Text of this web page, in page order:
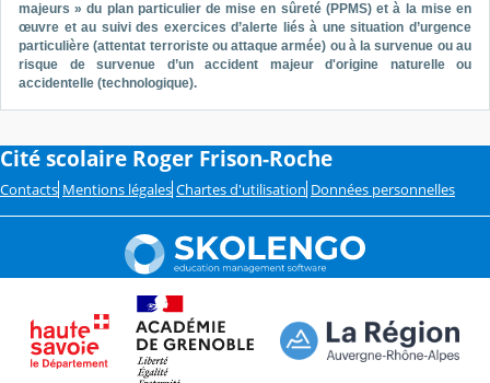
majeurs » du plan particulier de mise en sûreté (PPMS) et à la mise en
œuvre et au suivi des exercices d’alerte liés à une situation d’urgence
particulière (attentat terroriste ou attaque armée) ou à la survenue ou au
risque de survenue d’un accident majeur d'origine naturelle ou
accidentelle (technologique).
Cité scolaire Roger Frison-Roche
Contacts Mentions légales Chartes d'utilisation Données personnelles